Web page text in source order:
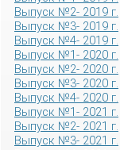
Выпуск №2- 2019 г.
Выпуск №3- 2019 г.
Выпуск №4- 2019 г.
Выпуск №1- 2020 г.
Выпуск №2- 2020 г.
Выпуск №3- 2020 г.
Выпуск №4- 2020 г.
Выпуск №1- 2021 г.
Выпуск №2- 2021 г.
Выпуск №3- 2021 г.